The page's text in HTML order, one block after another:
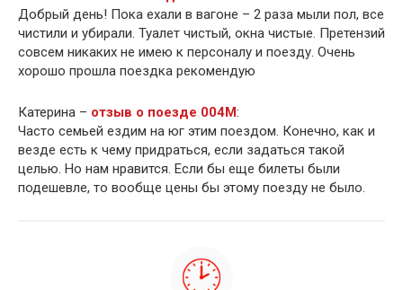
Добрый день! Пока ехали в вагоне – 2 раза мыли пол, все
чистили и убирали. Туалет чистый, окна чистые. Претензий
совсем никаких не имею к персоналу и поезду. Очень
хорошо прошла поездка рекомендую
Катерина – отзыв о поезде 004М:
Часто семьей ездим на юг этим поездом. Конечно, как и
везде есть к чему придраться, если задаться такой
целью. Но нам нравится. Если бы еще билеты были
подешевле, то вообще цены бы этому поезду не было.